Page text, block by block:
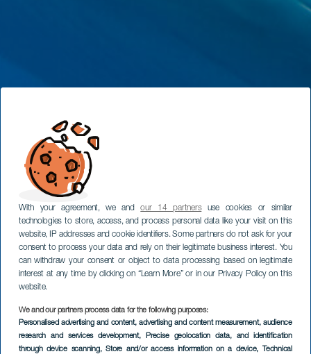
With your agreement, we andour 14 partnersuse cookies or similar
technologies to store, access, and process personal data like your visit on this
website, IP addresses and cookie identifiers. Some partners do not ask for your
consent to process your data and rely on their legitimate business interest. You
can withdraw your consent or object to data processing based on legitimate
interest at any time by clicking on “Learn More” or in our Privacy Policy on this
website.
We and our partners process data for the following purposes:
Personalised advertising and content, advertising and content measurement, audience
research and services development, Precise geolocation data, and identification
through device scanning, Store and/or access information on a device, Technical